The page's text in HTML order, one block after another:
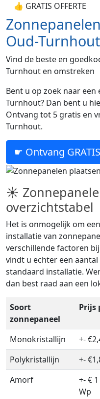
👍 GRATIS OFFERTE
Oud-Turnhout
Vind de beste en
Turnhout en omstreken
Bent u op zoek naar
Turnhout? Dan bent u
Ontvang tot 5 gratis en
Turnhout.
☛ Ontvang
☀
overzichtstabel
Het is onmogelijk om
installatie van
verschillende factoren
vindt u echter een
standaard installatie.
dan best raad aan een
Soort
zonnepaneel
Prijs
Monokristallijn
+-
Polykristallijn
+-
Amorf
+- €
Wp